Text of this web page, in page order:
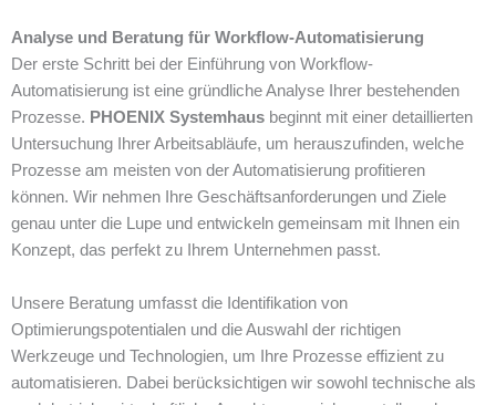
Analyse und Beratung für Workflow-Automatisierung
Der erste Schritt bei der Einführung von Workflow-
Automatisierung ist eine gründliche Analyse Ihrer bestehenden
Prozesse. PHOENIX Systemhaus beginnt mit einer detaillierten
Untersuchung Ihrer Arbeitsabläufe, um herauszufinden, welche
Prozesse am meisten von der Automatisierung profitieren
können. Wir nehmen Ihre Geschäftsanforderungen und Ziele
genau unter die Lupe und entwickeln gemeinsam mit Ihnen ein
Konzept, das perfekt zu Ihrem Unternehmen passt.
Unsere Beratung umfasst die Identifikation von
Optimierungspotentialen und die Auswahl der richtigen
Werkzeuge und Technologien, um Ihre Prozesse effizient zu
automatisieren. Dabei berücksichtigen wir sowohl technische als